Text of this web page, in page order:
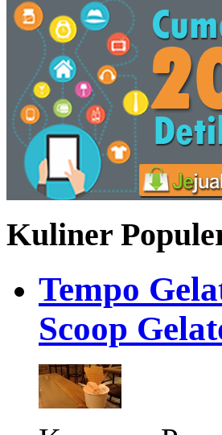
Kuliner
Tempo
Scoop